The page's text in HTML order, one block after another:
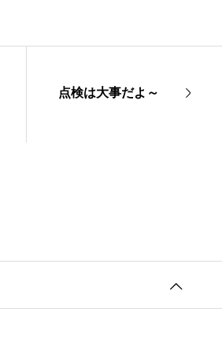
点検は大事だよ～